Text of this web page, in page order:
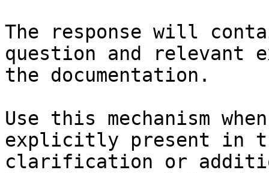
The response will
question and relevant
the documentation.
Use this mechanism
explicitly present in
clarification or